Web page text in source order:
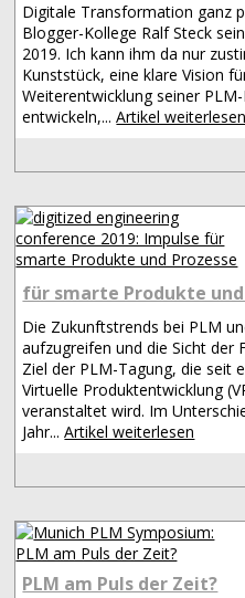
Digitale Transformation ganz
Blogger-Kollege Ralf Steck
2019. Ich kann ihm da nur
Kunststück, eine klare Vision
Weiterentwicklung seiner
entwickeln,...Artikel weiterlesen
für smarte Produkte und
Die Zukunftstrends bei PLM
aufzugreifen und die Sicht der
Ziel der PLM-Tagung, die seit
Virtuelle Produktentwicklung
veranstaltet wird. Im
Jahr...Artikel weiterlesen
PLM am Puls der Zeit?